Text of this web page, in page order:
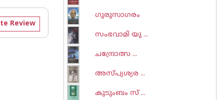
Review
ഗുരുസാഗരം
സംഭവാമി യു ...
ചന്ദ്രോത്സ ...
അസ്പ്യശ്യര ...
കുടുംബം സ് ...